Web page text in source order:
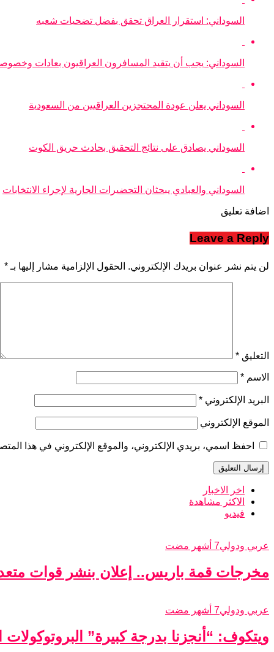
السوداني: استقرار العراق تحقق بفضل تضحيات شعبه
السوداني: يجب أن يتقيد المسافرون العراقيون بعادات
السوداني يعلن عودة المحتجزين العراقيين من السعودية
السوداني يصادق على نتائج التحقيق بحادث حريق الكوت
السوداني والعبادي يبحثان التحضيرات الجارية لإجراء الانتخابات
اضافة تعليق
Leave a Reply
لن يتم نشر عنوان بريدك الإلكتروني. الحقول الإلزامية مشار إليها بـ *
التعليق *
الاسم *
البريد الإلكتروني *
الموقع الإلكتروني
احفظ اسمي، بريدي الإلكتروني، والموقع الإلكتروني في هذا
اخر الاخبار
الاكثر مشاهدة
فيديو
عربي ودولي7 أشهر مضت
مخرجات قمة باريس.. إعلان بنشر قوات
عربي ودولي7 أشهر مضت
ويتكوف: “أنجزنا بدرجة كبيرة” البروتوكولات